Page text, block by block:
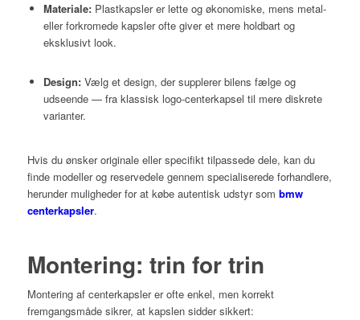
Materiale:Plastkapsler er lette og økonomiske, mens metal-
eller forkromede kapsler ofte giver et mere holdbart og
eksklusivt look.
Design:Vælg et design, der supplerer bilens fælge og
udseende — fra klassisk logo-centerkapsel til mere diskrete
varianter.
Hvis du ønsker originale eller specifikt tilpassede dele, kan du
finde modeller og reservedele gennem specialiserede forhandlere,
herunder muligheder for at købe autentisk udstyr som bmw
centerkapsler.
Montering: trin for trin
Montering af centerkapsler er ofte enkel, men korrekt
fremgangsmåde sikrer, at kapslen sidder sikkert: